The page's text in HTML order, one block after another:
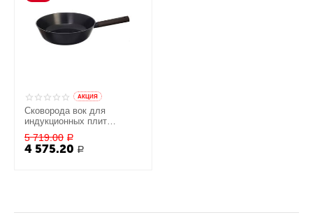
AКЦИЯ
Сковорода вок для
индукционных плит
Noblesse 28 см, Neoflam
5 719.00 Р
4 575.20 Р